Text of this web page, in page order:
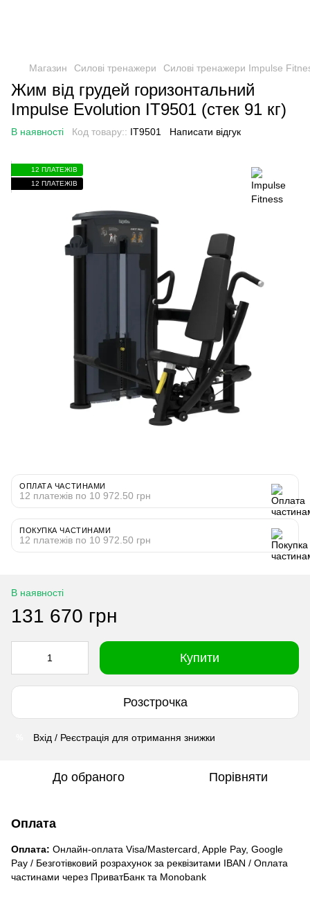
Магазин Силові тренажери Силові тренажери Impulse
Жим від грудей горизонтальний
Impulse Evolution IT9501 (стек 91 кг)
В наявності Код товару:: IT9501 Написати відгук
12 ПЛАТЕЖІВ
12 ПЛАТЕЖІВ
ОПЛАТА ЧАСТИНАМИ
12 платежів по 10 972.50 грн
ПОКУПКА ЧАСТИНАМИ
12 платежів по 10 972.50 грн
В наявності
131 670 грн
Купити
Розстрочка
Вхід / Реєстрація для отримання знижки
До обраного Порівняти
Оплата
Оплата: Онлайн-оплата Visa/Mastercard, Apple Pay, Google
Pay / Безготівковий розрахунок за реквізитами IBAN / Оплата
частинами через ПриватБанк та Monobank